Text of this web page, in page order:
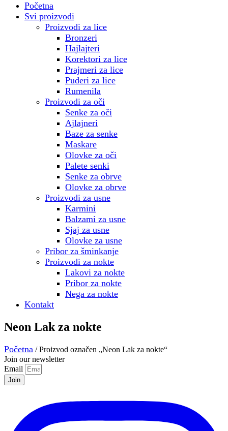
Početna
Svi proizvodi
Proizvodi za lice
Bronzeri
Hajlajteri
Korektori za lice
Prajmeri za lice
Puderi za lice
Rumenila
Proizvodi za oči
Senke za oči
Ajlajneri
Baze za senke
Maskare
Olovke za oči
Palete senki
Senke za obrve
Olovke za obrve
Proizvodi za usne
Karmini
Balzami za usne
Sjaj za usne
Olovke za usne
Pribor za šminkanje
Proizvodi za nokte
Lakovi za nokte
Pribor za nokte
Nega za nokte
Kontakt
Neon Lak za nokte
Početna / Proizvod označen „Neon Lak za nokte“
Join our newsletter
Email
Join